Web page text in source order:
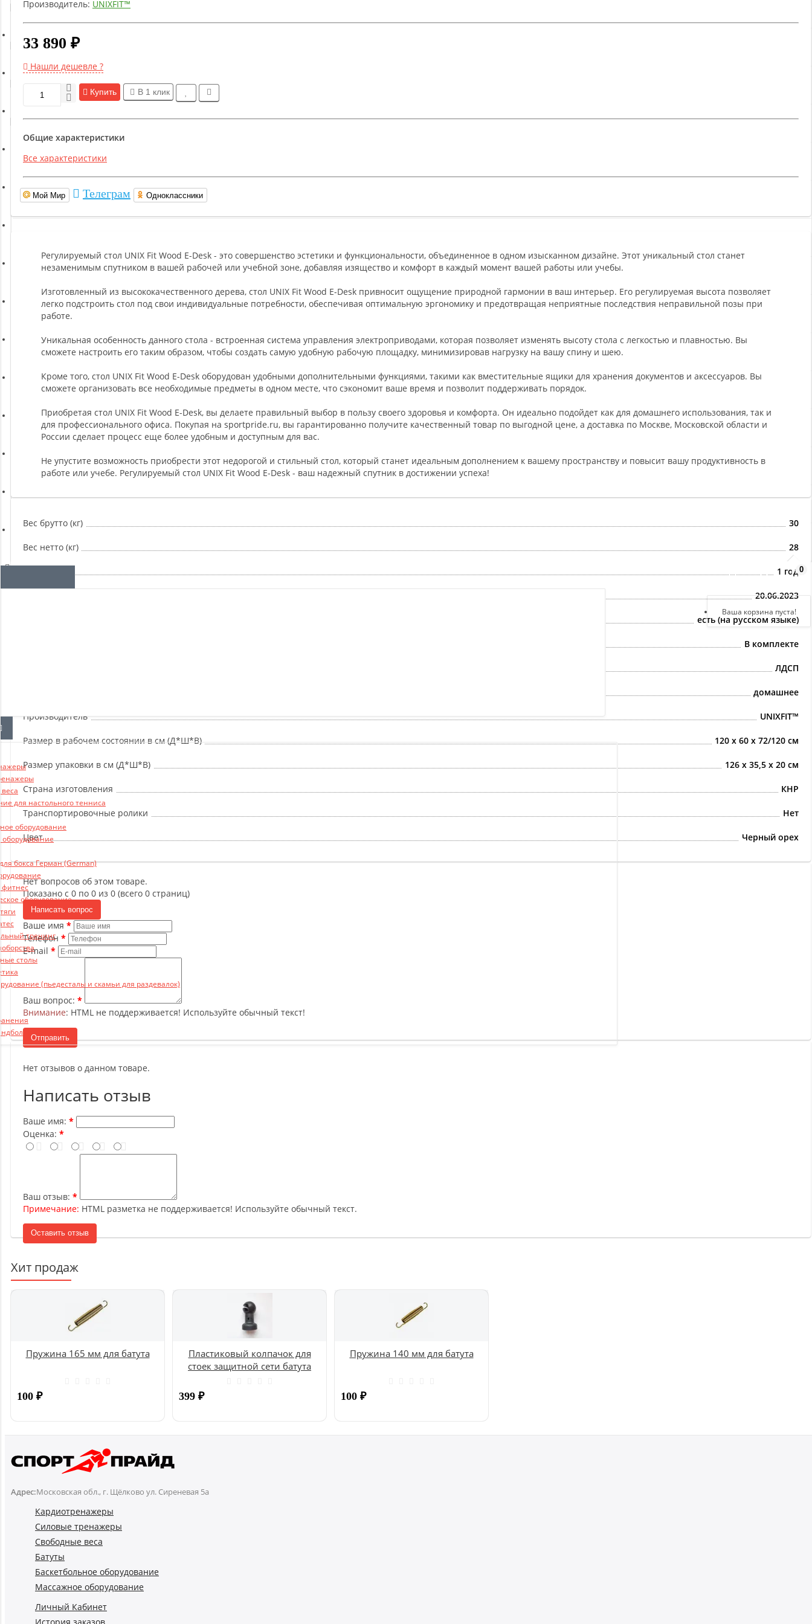
Гимнастическое оборудование
Функциональный тренинг
Йога и пилатес
Бокс и единоборства
Инверсионные столы
Легкая атлетика
Сапборды
Волейбол
Системы хранения
Футбол и гандбол
Новинки
Отзывы о магазине
для настольного тенниса
оборудование
бокса Герман (German)
фитнес
оборудование
тренинг
столы
(пьедесталы и скамьи для раздевалок)
Здравствуйте,
Авторизация
0
Ваша корзина пуста!
Производитель: UNIXFIT™
33 890 ₽
Нашли дешевле ?
Купить В 1 клик
Общие характеристики
Все характеристики
Мой Мир Телеграм Одноклассники
Регулируемый стол UNIX Fit Wood E-Desk - это совершенство эстетики и функциональности, объединенное в одном изысканном дизайне. Этот уникальный стол станет
незаменимым спутником в вашей рабочей или учебной зоне, добавляя изящество и комфорт в каждый момент вашей работы или учебы.
Изготовленный из высококачественного дерева, стол UNIX Fit Wood E-Desk привносит ощущение природной гармонии в ваш интерьер. Его регулируемая высота позволяет
легко подстроить стол под свои индивидуальные потребности, обеспечивая оптимальную эргономику и предотвращая неприятные последствия неправильной позы при
работе.
Уникальная особенность данного стола - встроенная система управления электроприводами, которая позволяет изменять высоту стола с легкостью и плавностью. Вы
сможете настроить его таким образом, чтобы создать самую удобную рабочую площадку, минимизировав нагрузку на вашу спину и шею.
Кроме того, стол UNIX Fit Wood E-Desk оборудован удобными дополнительными функциями, такими как вместительные ящики для хранения документов и аксессуаров. Вы
сможете организовать все необходимые предметы в одном месте, что сэкономит ваше время и позволит поддерживать порядок.
Приобретая стол UNIX Fit Wood E-Desk, вы делаете правильный выбор в пользу своего здоровья и комфорта. Он идеально подойдет как для домашнего использования, так и
для профессионального офиса. Покупая на sportpride.ru, вы гарантированно получите качественный товар по выгодной цене, а доставка по Москве, Московской области и
России сделает процесс еще более удобным и доступным для вас.
Не упустите возможность приобрести этот недорогой и стильный стол, который станет идеальным дополнением к вашему пространству и повысит вашу продуктивность в
работе или учебе. Регулируемый стол UNIX Fit Wood E-Desk - ваш надежный спутник в достижении успеха!
Вес брутто (кг) 30
Вес нетто (кг) 28
1 год
20.06.2023
есть (на русском языке)
В комплекте
ЛДСП
домашнее
Производитель UNIXFIT™
Размер в рабочем состоянии в см (Д*Ш*В) 120 х 60 х 72/120 см
Размер упаковки в см (Д*Ш*В) 126 х 35,5 х 20 см
Страна изготовления КНР
Транспортировочные ролики Нет
Цвет Черный орех
Нет вопросов об этом товаре.
Показано с 0 по 0 из 0 (всего 0 страниц)
Написать вопрос
Ваше имя
Телефон
E-mail
Ваш вопрос:
Внимание: HTML не поддерживается! Используйте обычный текст!
Отправить
Нет отзывов о данном товаре.
Написать отзыв
Ваше имя:
Оценка:
Ваш отзыв:
Примечание: HTML разметка не поддерживается! Используйте обычный текст.
Оставить отзыв
Хит продаж
Пружина 165 мм для батута
100 ₽
Пластиковый колпачок для
стоек защитной сети батута
399 ₽
Пружина 140 мм для батута
100 ₽
Адрес:Московская обл., г. Щёлково ул. Сиреневая 5а
Кардиотренажеры
Силовые тренажеры
Свободные веса
Батуты
Баскетбольное оборудование
Массажное оборудование
Личный Кабинет
История заказов